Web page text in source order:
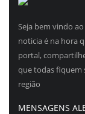
Seja bem vindo
noticia é na hora
portal,
que todas fiquem
região
MENSAGENS